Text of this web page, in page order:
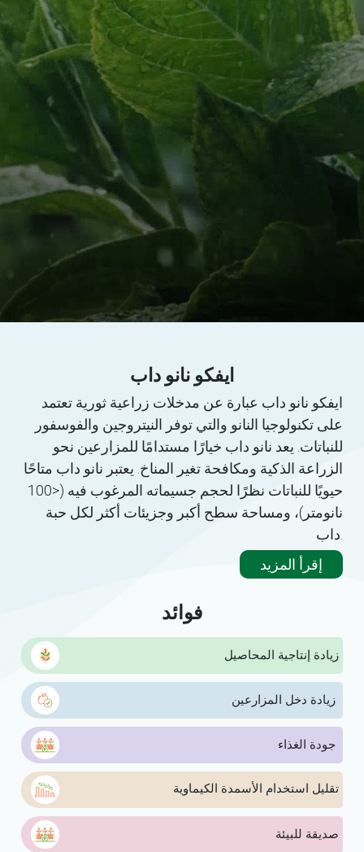
ايفكو نانو داب
ايفكو نانو داب عبارة عن مدخلات زراعية ثورية تعتمد
على تكنولوجيا النانو والتي توفر النيتروجين والفوسفور
للنباتات. يعد نانو داب خيارًا مستدامًا للمزارعين نحو
الزراعة الذكية ومكافحة تغير المناخ. يعتبر نانو داب متاحًا
حيويًا للنباتات نظرًا لحجم جسيماته المرغوب فيه (<100
نانومتر)، ومساحة سطح أكبر وجزيئات أكثر لكل حبة
إقرأ المزيد
فوائد
زيادة إنتاجية المحاصيل
زيادة دخل المزارعين ​
تقليل استخدام الأسمدة الكيماوية
صديقة للبيئة